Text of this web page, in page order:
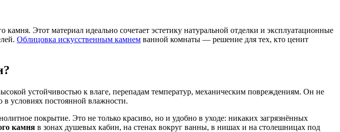
Этот материал идеально сочетает эстетику натуральной отделки и эксплуатационные
Облицовка искусственным камнем ванной комнаты — решение для тех, кто ценит
устойчивостью к влаге, перепадам температур, механическим повреждениям. Он не
в условиях постоянной влажности.
покрытие. Это не только красиво, но и удобно в уходе: никаких загрязнённых
камня в зонах душевых кабин, на стенах вокруг ванны, в нишах и на столешницах под